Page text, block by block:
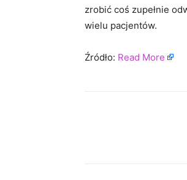
zrobić coś zupełnie
wielu pacjentów.
Źródło: Read More